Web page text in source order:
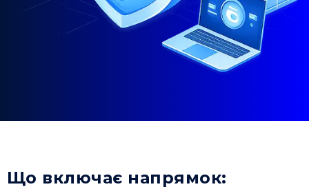
Що включає напрямок: